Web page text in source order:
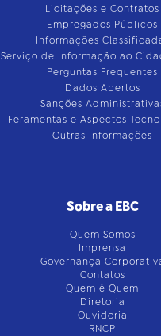
Licitações e Contratos
Empregados Públicos
Informações
Serviço de Informação ao
Perguntas Frequentes
Dados Abertos
Sanções
Feramentas e Aspectos
Outras Informações
Sobre a EBC
Quem Somos
Imprensa
Governança
Contatos
Quem é Quem
Diretoria
Ouvidoria
RNCP